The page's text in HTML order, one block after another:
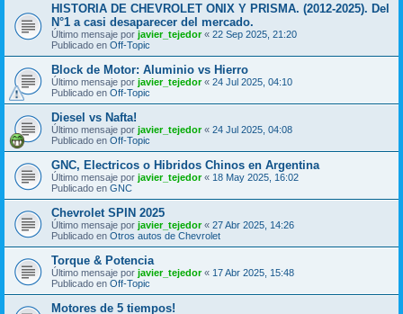
HISTORIA DE CHEVROLET ONIX Y PRISMA. (2012-2025). Del
N°1 a casi desaparecer del mercado.
Último mensaje por javier_tejedor« 22 Sep 2025, 21:20
Publicado en Off-Topic
Block de Motor: Aluminio vs Hierro
Último mensaje por javier_tejedor« 24 Jul 2025, 04:10
Publicado en Off-Topic
Diesel vs Nafta!
Último mensaje por javier_tejedor« 24 Jul 2025, 04:08
Publicado en Off-Topic
GNC, Electricos o Hibridos Chinos en Argentina
Último mensaje por javier_tejedor« 18 May 2025, 16:02
Publicado en GNC
Chevrolet SPIN 2025
Último mensaje por javier_tejedor« 27 Abr 2025, 14:26
Publicado en Otros autos de Chevrolet
Torque & Potencia
Último mensaje por javier_tejedor« 17 Abr 2025, 15:48
Publicado en Off-Topic
Motores de 5 tiempos!